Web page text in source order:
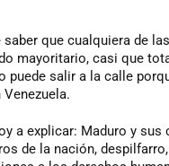
que cualquiera de
mayoritario, casi que
puede salir a la calle
a explicar: Maduro y sus
de la nación,